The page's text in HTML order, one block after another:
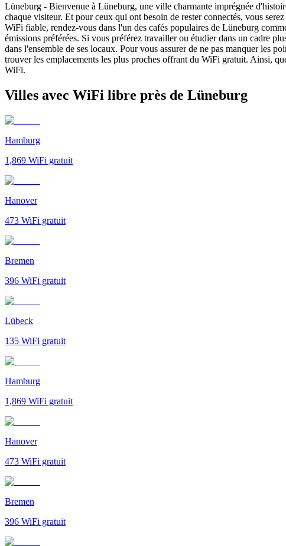
Lüneburg - Bienvenue à Lüneburg, une ville charmante imprégnée
chaque visiteur. Et pour ceux qui ont besoin de rester connectés, vous
WiFi fiable, rendez-vous dans l'un des cafés populaires de Lüneburg
émissions préférées. Si vous préférez travailler ou étudier dans un cadre
dans l'ensemble de ses locaux. Pour vous assurer de ne pas manquer les
trouver les emplacements les plus proches offrant du WiFi gratuit. Ainsi,
WiFi.
Villes avec WiFi libre près de Lüneburg
Hamburg
1,869 WiFi gratuit
Hanover
473 WiFi gratuit
Bremen
396 WiFi gratuit
Lübeck
135 WiFi gratuit
Hamburg
1,869 WiFi gratuit
Hanover
473 WiFi gratuit
Bremen
396 WiFi gratuit